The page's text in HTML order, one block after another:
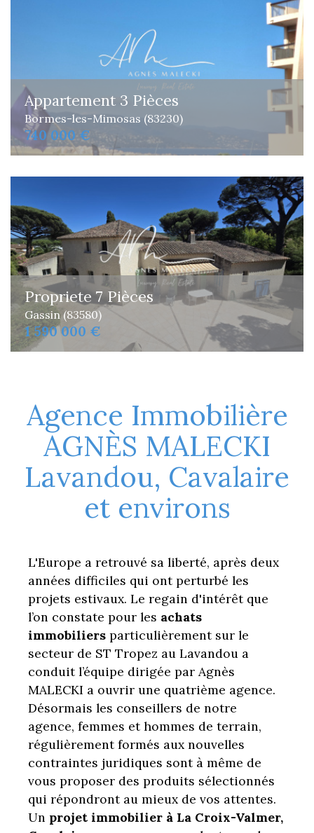
Appartement 3 Pièces
Bormes-les-Mimosas (83230)
740 000 €
Propriete 7 Pièces
Gassin (83580)
1 590 000 €
Agence Immobilière
AGNÈS MALECKI
Lavandou, Cavalaire
et environs
L'Europe a retrouvé sa liberté, après deux
années difficiles qui ont perturbé les
projets estivaux. Le regain d'intérêt que
l’on constate pour les achats
immobiliers particulièrement sur le
secteur de ST Tropez au Lavandou a
conduit l’équipe dirigée par Agnès
MALECKI a ouvrir une quatrième agence.
Désormais les conseillers de notre
agence, femmes et hommes de terrain,
régulièrement formés aux nouvelles
contraintes juridiques sont à même de
vous proposer des produits sélectionnés
qui répondront au mieux de vos attentes.
Un projet immobilier à La Croix-Valmer,